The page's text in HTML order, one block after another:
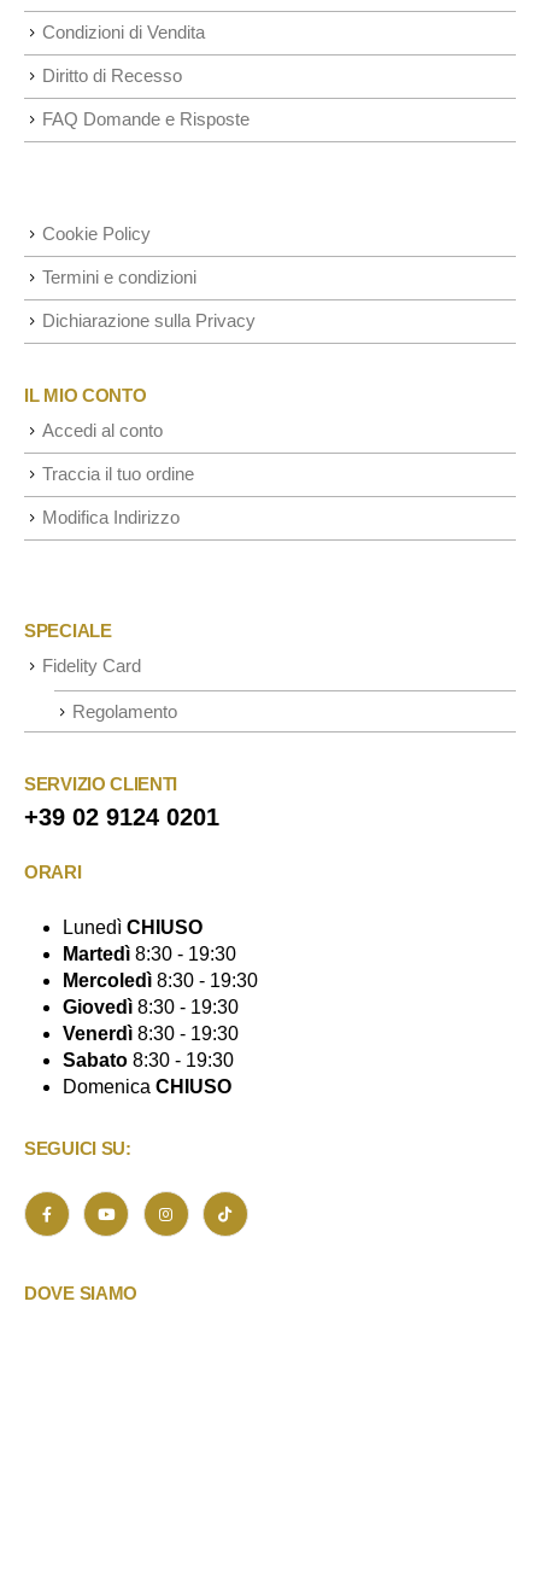
Condizioni di Vendita
Diritto di Recesso
FAQ Domande e Risposte
Cookie Policy
Termini e condizioni
Dichiarazione sulla Privacy
IL MIO CONTO
Accedi al conto
Traccia il tuo ordine
Modifica Indirizzo
SPECIALE
Fidelity Card
Regolamento
SERVIZIO CLIENTI
+39 02 9124 0201
ORARI
Lunedì CHIUSO
Martedì 8:30 - 19:30
Mercoledì 8:30 - 19:30
Giovedì 8:30 - 19:30
Venerdì 8:30 - 19:30
Sabato 8:30 - 19:30
Domenica CHIUSO
SEGUICI SU:
DOVE SIAMO